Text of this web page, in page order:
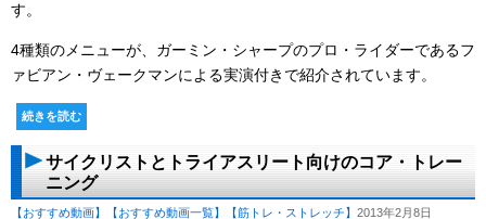
す。
4種類のメニューが、ガーミン・シャープのプロ・ライダーであるフ
ァビアン・ヴェークマンによる実演付きで紹介されています。
続きを読む
サイクリストとトライアスリート向けのコア・トレー
ニング
【おすすめ動画】 【おすすめ動画一覧】 【筋トレ・ストレッチ】 2013年2月8日